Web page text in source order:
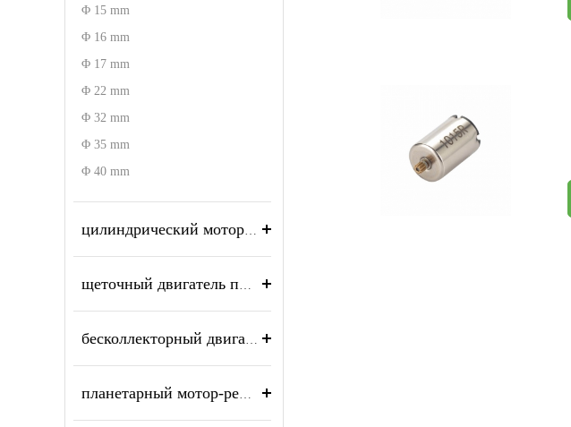
Φ 15 mm
Φ 16 mm
Φ 17 mm
Φ 22 mm
Φ 32 mm
Φ 35 mm
Φ 40 mm